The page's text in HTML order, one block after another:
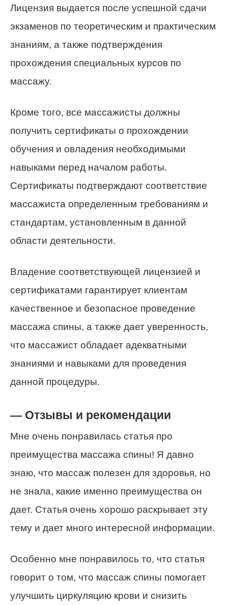
Лицензия выдается после успешной сдачи
экзаменов по теоретическим и практическим
знаниям, а также подтверждения
прохождения специальных курсов по
массажу.
Кроме того, все массажисты должны
получить сертификаты о прохождении
обучения и овладения необходимыми
навыками перед началом работы.
Сертификаты подтверждают соответствие
массажиста определенным требованиям и
стандартам, установленным в данной
области деятельности.
Владение соответствующей лицензией и
сертификатами гарантирует клиентам
качественное и безопасное проведение
массажа спины, а также дает уверенность,
что массажист обладает адекватными
знаниями и навыками для проведения
данной процедуры.
— Отзывы и рекомендации
Мне очень понравилась статья про
преимущества массажа спины! Я давно
знаю, что массаж полезен для здоровья, но
не знала, какие именно преимущества он
дает. Статья очень хорошо раскрывает эту
тему и дает много интересной информации.
Особенно мне понравилось то, что статья
говорит о том, что массаж спины помогает
улучшить циркуляцию крови и снизить